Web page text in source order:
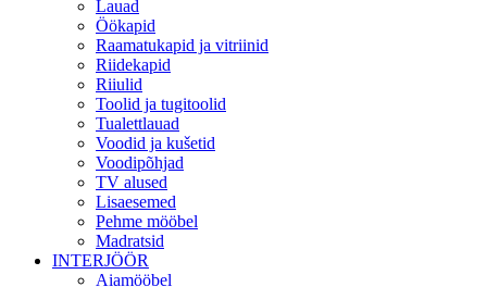
Lauad
Öökapid
Raamatukapid ja vitriinid
Riidekapid
Riiulid
Toolid ja tugitoolid
Tualettlauad
Voodid ja kušetid
Voodipõhjad
TV alused
Lisaesemed
Pehme mööbel
Madratsid
INTERJÖÖR
Aiamööbel